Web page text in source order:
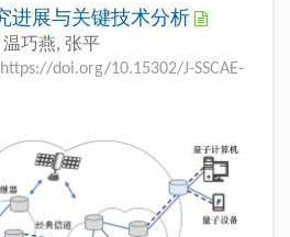
进展与关键技术分析
巧燕, 张平
https://doi.org/10.15302/J-SSCAE-